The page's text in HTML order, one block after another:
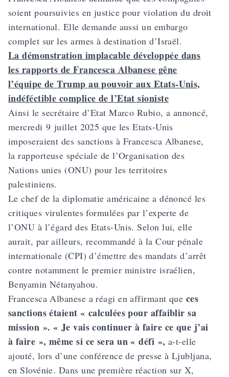
soient poursuivies en justice pour violation du droit
international. Elle demande aussi un embargo
complet sur les armes à destination d’Israël.
La démonstration implacable développée dans
les rapports de Francesca Albanese gêne
l’équipe de Trump au pouvoir aux Etats-Unis,
indéféctible complice de l’Etat sioniste
Ainsi le secrétaire d’Etat Marco Rubio, a annoncé,
mercredi 9 juillet 2025 que les Etats-Unis
imposeraient des sanctions à Francesca Albanese,
la rapporteuse spéciale de l’Organisation des
Nations unies (ONU) pour les territoires
palestiniens.
Le chef de la diplomatie américaine a dénoncé les
critiques virulentes formulées par l’experte de
l’ONU à l’égard des Etats-Unis. Selon lui, elle
aurait, par ailleurs, recommandé à la Cour pénale
internationale (CPI) d’émettre des mandats d’arrêt
contre notamment le premier ministre israélien,
Benyamin Nétanyahou.
Francesca Albanese a réagi en affirmant que ces
sanctions étaient « calculées pour affaiblir sa
mission ». « Je vais continuer à faire ce que j’ai
à faire », même si ce sera un « défi », a-t-elle
ajouté, lors d’une conférence de presse à Ljubljana,
en Slovénie. Dans une première réaction sur X,